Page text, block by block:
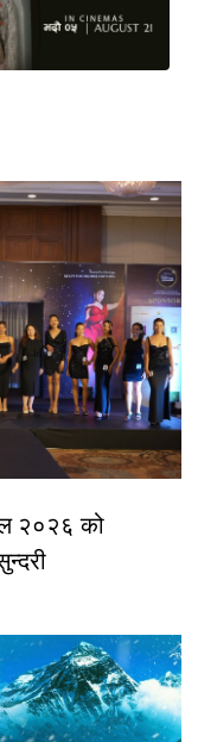
२०२६ को